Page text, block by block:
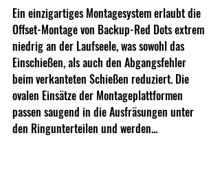
Ein einzigartiges Montagesystem erlaubt die
Offset-Montage von Backup-Red Dots extrem
niedrig an der Laufseele, was sowohl das
Einschießen, als auch den Abgangsfehler
beim verkanteten Schießen reduziert. Die
ovalen Einsätze der Montageplattformen
passen saugend in die Ausfräsungen unter
den Ringunterteilen und werden...